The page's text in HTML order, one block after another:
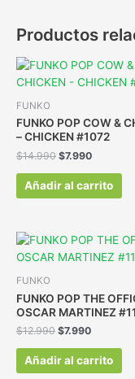
Productos
FUNKO
FUNKO POP COW &
– CHICKEN #1072
$14.990 $7.990
Añadir al carrito
FUNKO
FUNKO POP THE
OSCAR MARTINEZ
$12.990 $7.990
Añadir al carrito